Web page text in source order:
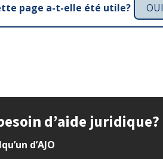
page a-t-elle été utile? OUI
d’aide juridique?
d’AJO